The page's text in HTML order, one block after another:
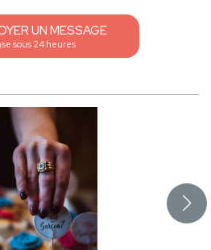
UN MESSAGE
sous 24 heures